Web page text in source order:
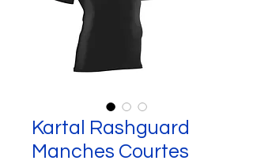
Kartal Rashguard
Manches Courtes